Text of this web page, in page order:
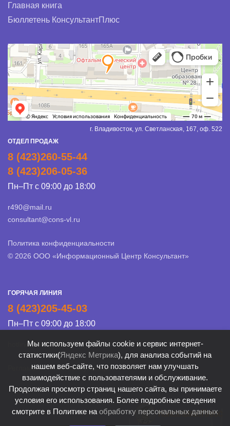
Главная книга
Бюллетень КонсультантПлюс
г. Владивосток, ул. Светланская, 167, оф. 522
ОТДЕЛ ПРОДАЖ
8 (423)260-55-44
8 (423)206-05-36
Пн–Пт с 09:00 до 18:00
r490@mail.ru
consultant@cons-vl.ru
Политика конфиденциальности
© 2026 ООО «Информационный Центр Консультант»
ГОРЯЧАЯ ЛИНИЯ
8 (423)205-45-03
Пн–Пт с 09:00 до 18:00
hotline@cons-vl.ru
Регламент Линии консультации
Мы используем файлы cookie и сервис интернет-
статистики(Яндекс Метрика), для анализа событий на
нашем веб-сайте, что позволяет нам улучшать
взаимодействие с пользователями и обслуживание.
Продолжая просмотр страниц нашего сайта, вы принимаете
условия его использования. Более подробные сведения
смотрите в Политике на обработку персональных данных